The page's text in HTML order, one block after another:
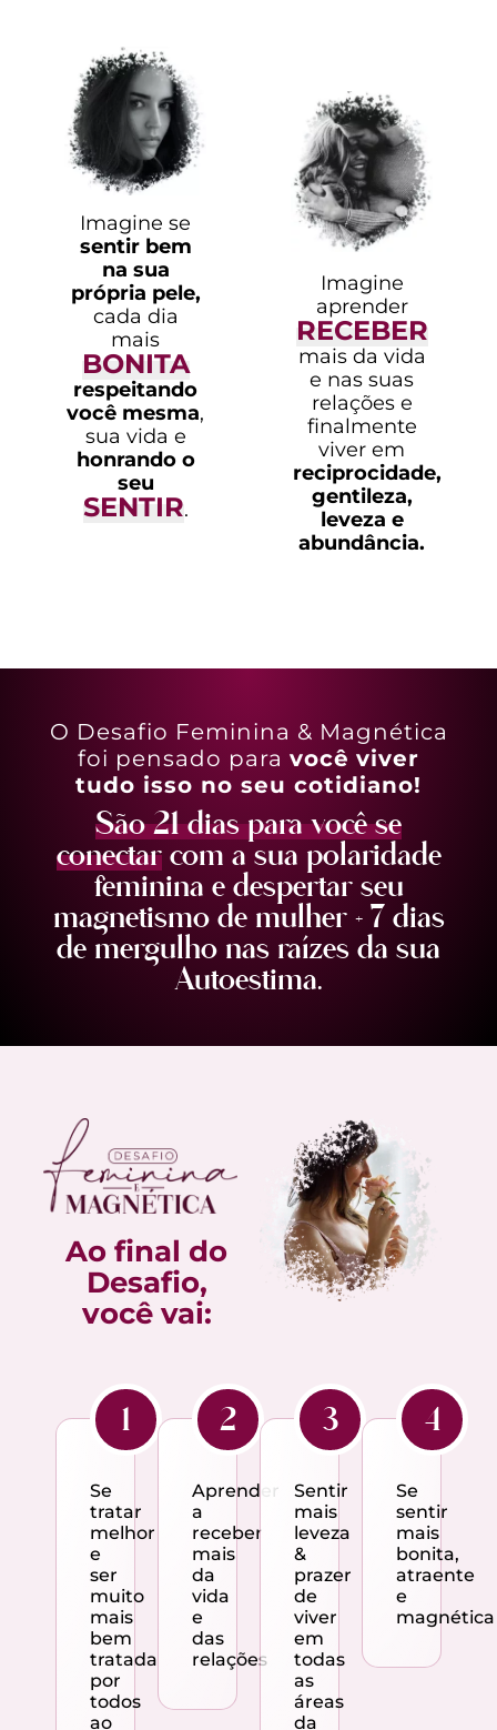
Imagine se
sentir bem
na sua
própria pele,
cada dia
mais
BONITA
respeitando
você mesma,
sua vida e
honrando o
seu
SENTIR.
Imagine
aprender
RECEBER
mais da vida
e nas suas
relações e
finalmente
viver em
reciprocidade,
gentileza,
leveza e
abundância.
O Desafio Feminina & Magnética
foi pensado para você viver
tudo isso no seu cotidiano!
São 21 dias para você se
conectarcom a sua polaridade
feminina e despertar seu
magnetismo de mulher + 7 dias
de mergulho nas raízes da sua
Autoestima.
Ao final do
Desafio,
você vai:
1
Se
tratar
melhor
e
ser
muito
mais
bem
tratada
por
todos
ao
2
Aprender
a
receber
mais
da
vida
e
das
relações
3
Sentir
mais
leveza
&
prazer
de
viver
em
todas
as
áreas
da
4
Se
sentir
mais
bonita,
atraente
e
magnética